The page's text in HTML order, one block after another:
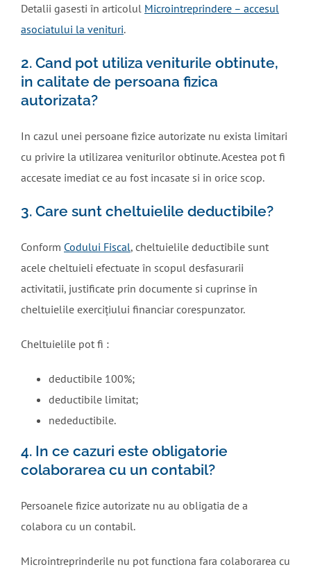
Detalii gasesti în articolul Microintreprindere – accesul
asociatului la venituri.
2. Cand pot utiliza veniturile obtinute,
in calitate de persoana fizica
autorizata?
In cazul unei persoane fizice autorizate nu exista limitari
cu privire la utilizarea veniturilor obtinute. Acestea pot fi
accesate imediat ce au fost incasate si in orice scop.
3. Care sunt cheltuielile deductibile?
Conform Codului Fiscal, cheltuielile deductibile sunt
acele cheltuieli efectuate în scopul desfasurarii
activitatii, justificate prin documente si cuprinse în
cheltuielile exercițiului financiar corespunzator.
Cheltuielile pot fi :
deductibile 100%;
deductibile limitat;
nedeductibile.
4. In ce cazuri este obligatorie
colaborarea cu un contabil?
Persoanele fizice autorizate nu au obligatia de a
colabora cu un contabil.
Microintreprinderile nu pot functiona fara colaborarea cu